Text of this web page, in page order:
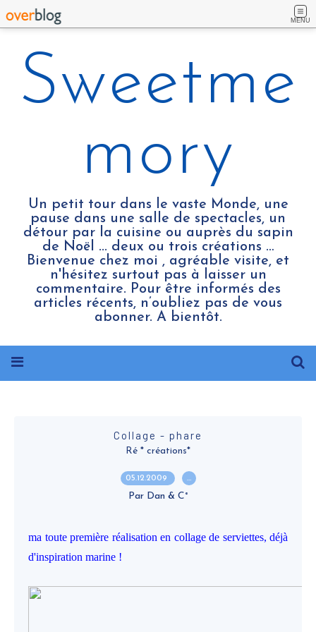
MENU
Sweetme
mory
Un petit tour dans le vaste Monde, une
pause dans une salle de spectacles, un
détour par la cuisine ou auprès du sapin
de Noël ... deux ou trois créations …
Bienvenue chez moi , agréable visite, et
n'hésitez surtout pas à laisser un
commentaire. Pour être informés des
articles récents, n’oubliez pas de vous
abonner. A bientôt.
Collage - phare
Ré * créations*
05.12.2009 …
Par Dan & C°
ma toute première réalisation en collage de serviettes, déjà
d'inspiration marine !